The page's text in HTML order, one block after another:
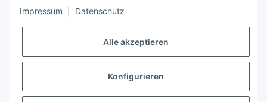
Informationen
Gesetzliche Informationen
Vertrag widerrufen
Impressum Datenschutz
Alle akzeptieren
Konfigurieren